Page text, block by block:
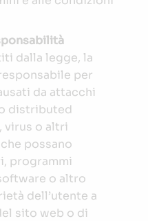
dalla legge, la
per
da attacchi
distributed
virus o altri
possano
programmi
o altro
dell’utente a
sito web o di